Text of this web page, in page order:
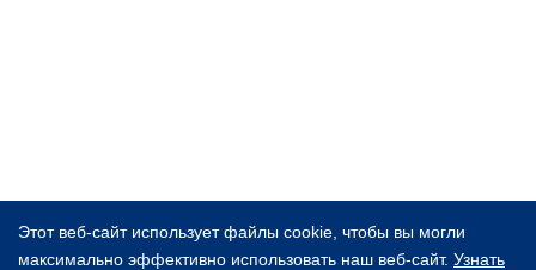
Этот веб-сайт использует файлы cookie, чтобы вы могли
максимально эффективно использовать наш веб-сайт. Узнать